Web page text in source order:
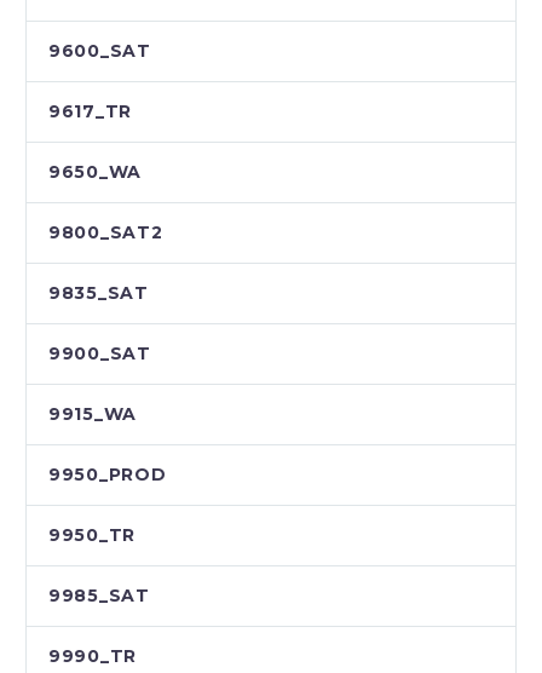
9600_SAT
9617_TR
9650_WA
9800_SAT2
9835_SAT
9900_SAT
9915_WA
9950_PROD
9950_TR
9985_SAT
9990_TR